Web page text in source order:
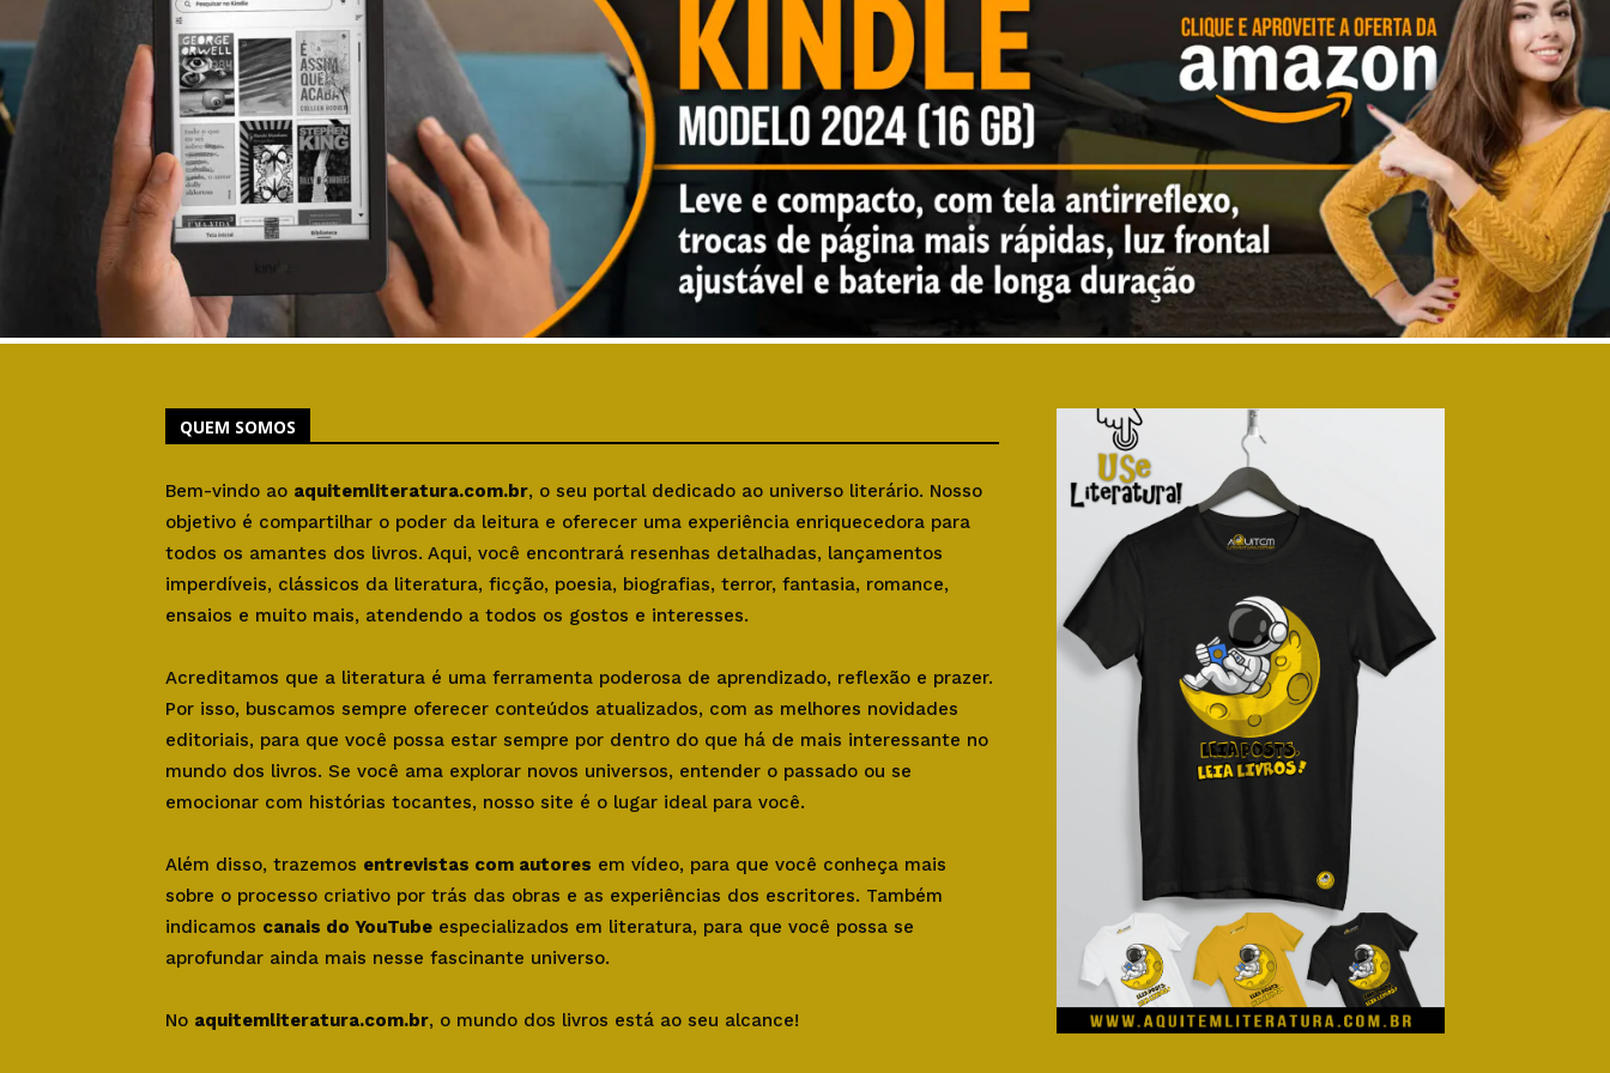
QUEM SOMOS
Bem-vindo ao aquitemliteratura.com.br, o seu portal dedicado ao universo literário. Nosso
objetivo é compartilhar o poder da leitura e oferecer uma experiência enriquecedora para
todos os amantes dos livros. Aqui, você encontrará resenhas detalhadas, lançamentos
imperdíveis, clássicos da literatura, ficção, poesia, biografias, terror, fantasia, romance,
ensaios e muito mais, atendendo a todos os gostos e interesses.
Acreditamos que a literatura é uma ferramenta poderosa de aprendizado, reflexão e prazer.
Por isso, buscamos sempre oferecer conteúdos atualizados, com as melhores novidades
editoriais, para que você possa estar sempre por dentro do que há de mais interessante no
mundo dos livros. Se você ama explorar novos universos, entender o passado ou se
emocionar com histórias tocantes, nosso site é o lugar ideal para você.
Além disso, trazemos entrevistas com autores em vídeo, para que você conheça mais
sobre o processo criativo por trás das obras e as experiências dos escritores. Também
indicamos canais do YouTube especializados em literatura, para que você possa se
aprofundar ainda mais nesse fascinante universo.
No aquitemliteratura.com.br, o mundo dos livros está ao seu alcance!